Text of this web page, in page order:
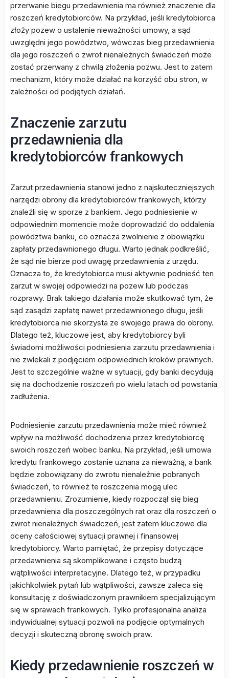
przerwanie biegu przedawnienia ma również znaczenie dla
roszczeń kredytobiorców. Na przykład, jeśli kredytobiorca
złoży pozew o ustalenie nieważności umowy, a sąd
uwzględni jego powództwo, wówczas bieg przedawnienia
dla jego roszczeń o zwrot nienależnych świadczeń może
zostać przerwany z chwilą złożenia pozwu. Jest to zatem
mechanizm, który może działać na korzyść obu stron, w
zależności od podjętych działań.
Znaczenie zarzutu
przedawnienia dla
kredytobiorców frankowych
Zarzut przedawnienia stanowi jedno z najskuteczniejszych
narzędzi obrony dla kredytobiorców frankowych, którzy
znaleźli się w sporze z bankiem. Jego podniesienie w
odpowiednim momencie może doprowadzić do oddalenia
powództwa banku, co oznacza zwolnienie z obowiązku
zapłaty przedawnionego długu. Warto jednak podkreślić,
że sąd nie bierze pod uwagę przedawnienia z urzędu.
Oznacza to, że kredytobiorca musi aktywnie podnieść ten
zarzut w swojej odpowiedzi na pozew lub podczas
rozprawy. Brak takiego działania może skutkować tym, że
sąd zasądzi zapłatę nawet przedawnionego długu, jeśli
kredytobiorca nie skorzysta ze swojego prawa do obrony.
Dlatego też, kluczowe jest, aby kredytobiorcy byli
świadomi możliwości podniesienia zarzutu przedawnienia i
nie zwlekali z podjęciem odpowiednich kroków prawnych.
Jest to szczególnie ważne w sytuacji, gdy banki decydują
się na dochodzenie roszczeń po wielu latach od powstania
zadłużenia.
Podniesienie zarzutu przedawnienia może mieć również
wpływ na możliwość dochodzenia przez kredytobiorcę
swoich roszczeń wobec banku. Na przykład, jeśli umowa
kredytu frankowego zostanie uznana za nieważną, a bank
będzie zobowiązany do zwrotu nienależnie pobranych
świadczeń, to również te roszczenia mogą ulec
przedawnieniu. Zrozumienie, kiedy rozpoczął się bieg
przedawnienia dla poszczególnych rat oraz dla roszczeń o
zwrot nienależnych świadczeń, jest zatem kluczowe dla
oceny całościowej sytuacji prawnej i finansowej
kredytobiorcy. Warto pamiętać, że przepisy dotyczące
przedawnienia są skomplikowane i często budzą
wątpliwości interpretacyjne. Dlatego też, w przypadku
jakichkolwiek pytań lub wątpliwości, zawsze zaleca się
konsultację z doświadczonym prawnikiem specjalizującym
się w sprawach frankowych. Tylko profesjonalna analiza
indywidualnej sytuacji pozwoli na podjęcie optymalnych
decyzji i skuteczną obronę swoich praw.
Kiedy przedawnienie roszczeń w